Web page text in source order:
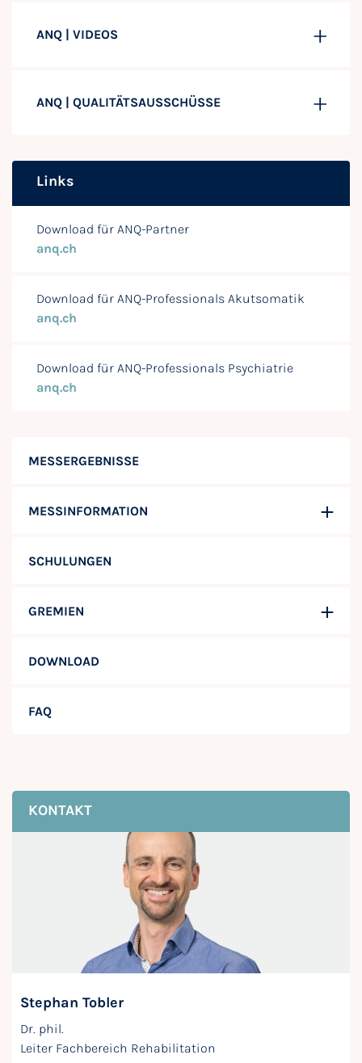
MESSERGEBNISSE
MESSINFORMATION
SCHULUNGEN
GREMIEN
DOWNLOAD
FAQ
KONTAKT
Stephan Tobler
Dr. phil.
Leiter Fachbereich Rehabilitation
ANQ | VIDEOS
ANQ | QUALITÄTSAUSSCHÜSSE
Links
Download für ANQ-Partner
anq.ch
Download für ANQ-Professionals Akutsomatik
anq.ch
Download für ANQ-Professionals Psychiatrie
anq.ch